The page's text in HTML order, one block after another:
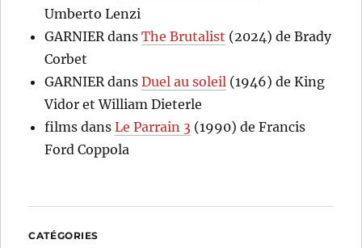
Umberto Lenzi
GARNIER dansThe Brutalist (2024) de Brady
Corbet
GARNIER dansDuel au soleil (1946) de King
Vidor et William Dieterle
films dansLe Parrain 3 (1990) de Francis
Ford Coppola
CATÉGORIES